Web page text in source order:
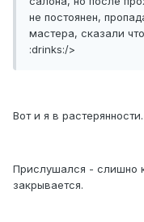
не постоянен,
мастера, сказали
:drinks:/>
Вот и я в
Прислушался - слишно
закрывается.